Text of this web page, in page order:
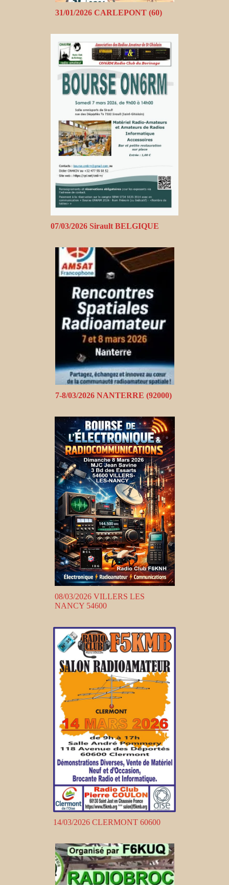
31/01/2026 CARLEPONT (60)
07/03/2026 Sirault BELGIQUE
7-8/03/2026 NANTERRE (92000)
08/03/2026 VILLERS LES
NANCY 54600
14/03/2026 CLERMONT 60600